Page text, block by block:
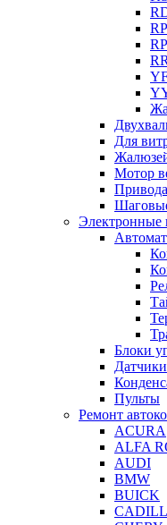
Для
Мотор
Привода
Электронные
Блоки
Датчики
Пульты
Ремонт
ACURA
ALFA
AUDI
BMW
BUICK